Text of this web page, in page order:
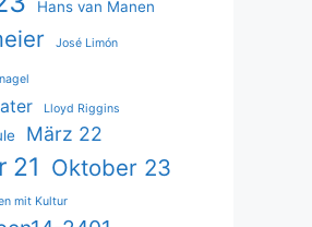
Hans van Manen
José Limón
Lloyd Riggins
März 22
21 Oktober 23
mit Kultur